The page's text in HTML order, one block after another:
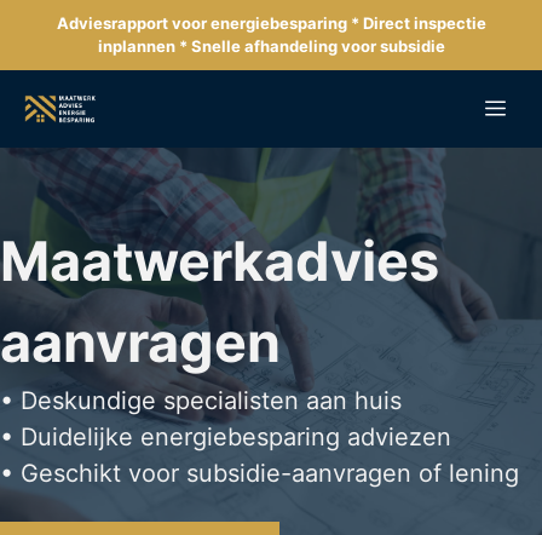
de
inhoud
Adviesrapport voor energiebesparing * Direct inspectie
inplannen * Snelle afhandeling voor subsidie
Maatwerkadvies
aanvragen
• Deskundige specialisten aan huis
• Duidelijke energiebesparing adviezen
• Geschikt voor subsidie-aanvragen of lening